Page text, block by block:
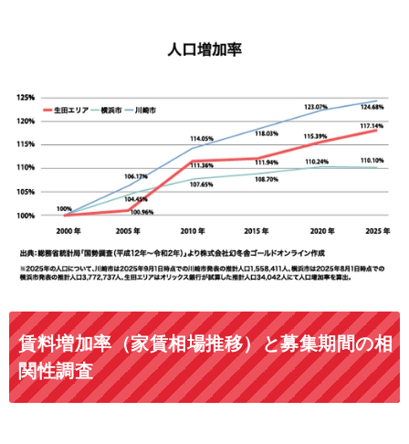
賃料増加率（家賃相場推移）と募集期間の相
関性調査